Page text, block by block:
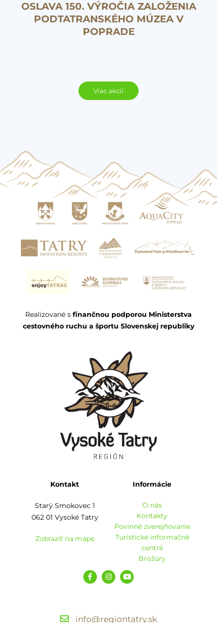
OSLAVA 150. VÝROČIA ZALOŽENIA
PODTATRANSKÉHO MÚZEA V
POPRADE
Viac akcií
Realizované s finančnou podporou Ministerstva
cestovného ruchu a športu Slovenskej republiky
Kontakt
Starý Smokovec 1
062 01 Vysoké Tatry
Zobraziť na mape
Informácie
O nás
Kontakty
Povinné zverejňovanie
Turistické informačné
centrá
Brožúry
info@regiontatry.sk